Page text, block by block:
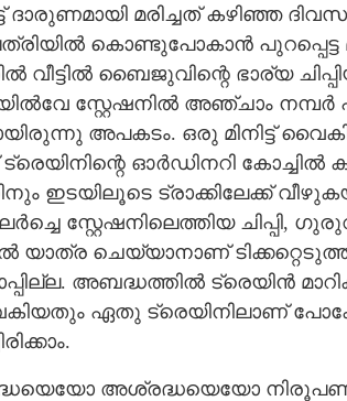
ദാരുണമായി മരിച്ചത് കഴിഞ്ഞ
കൊണ്ടുപോകാൻ
വീട്ടിൽ ബൈജുവിന്റെ ഭാര്യ
സ്റ്റേഷനിൽ അഞ്ചാം നമ്പർ
അപകടം. ഒരു മിനിട്ട്
ഓർഡിനറി കോച്ചിൽ
ഇടയിലൂടെ ട്രാക്കിലേക്ക്
സ്റ്റേഷനിലെത്തിയ ചിപ്പി,
യാത്ര ചെയ്യാനാണ്
അബദ്ധത്തിൽ ട്രെയിൻ
ഏതു ട്രെയിനിലാണ്
അശ്രദ്ധയെയോ